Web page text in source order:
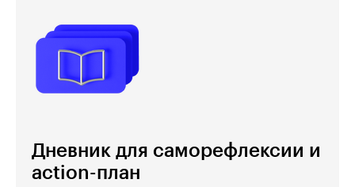
Дневник для саморефлексии и
action-план